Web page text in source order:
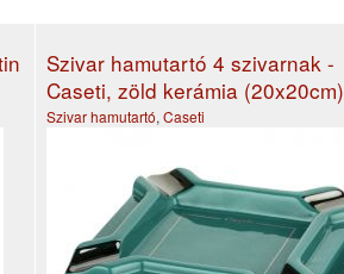
Szivar hamutartó 4 szivarnak -
Caseti, zöld kerámia (20x20cm)
Szivar hamutartó, Caseti